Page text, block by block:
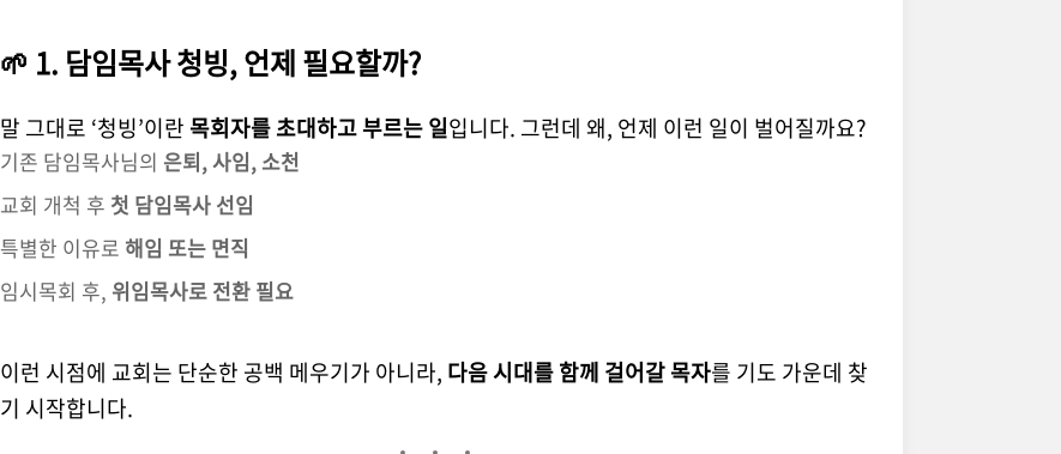
🌱 1. 담임목사 청빙, 언제 필요할까?
말 그대로 ‘청빙’이란 목회자를 초대하고 부르는 일입니다. 그런데 왜, 언제 이런 일이 벌어질까요?
기존 담임목사님의 은퇴, 사임, 소천
교회 개척 후 첫 담임목사 선임
특별한 이유로 해임 또는 면직
임시목회 후, 위임목사로 전환 필요
이런 시점에 교회는 단순한 공백 메우기가 아니라, 다음 시대를 함께 걸어갈 목자를 기도 가운데 찾
기 시작합니다.